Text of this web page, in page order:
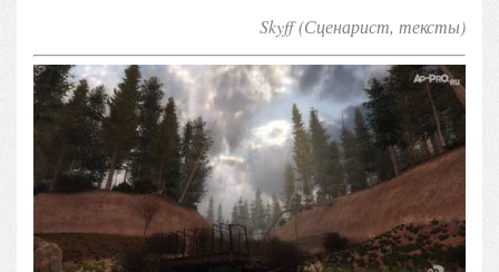
Skyff (Сценарист, тексты)